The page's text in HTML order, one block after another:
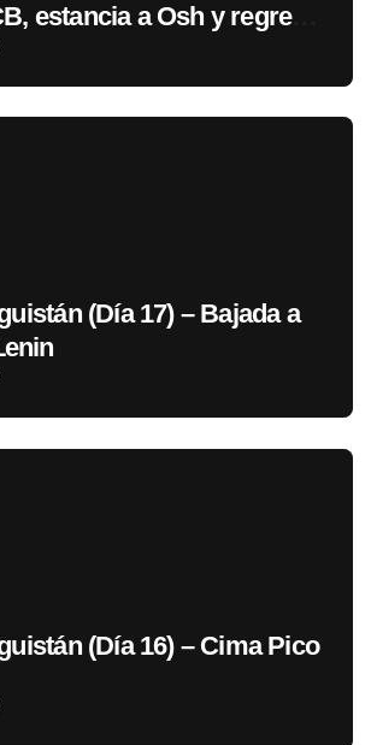
estancia a Osh y regreso
(Día 17) – Bajada a
(Día 16) – Cima Pico